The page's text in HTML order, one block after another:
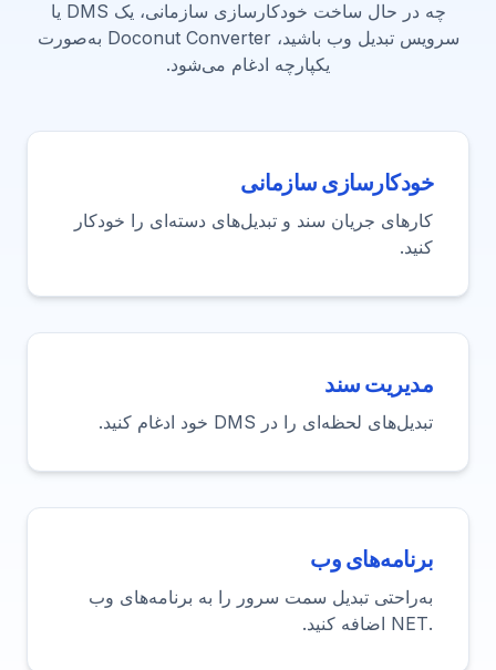
چه در حال ساخت خودکارسازی سازمانی، یک DMS یا
سرویس تبدیل وب باشید، Doconut Converter به‌صورت
یکپارچه ادغام می‌شود.
خودکارسازی سازمانی
کارهای جریان سند و تبدیل‌های دسته‌ای را خودکار
کنید.
مدیریت سند
تبدیل‌های لحظه‌ای را در DMS خود ادغام کنید.
برنامه‌های وب
به‌راحتی تبدیل سمت سرور را به برنامه‌های وب
.NET اضافه کنید.